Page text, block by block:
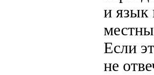
и язык
Если
не